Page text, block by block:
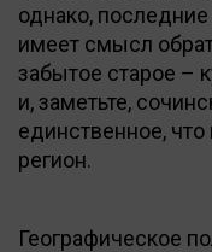
однако,
имеет смысл
забытое старое –
и, заметьте,
единственное,
регион.
Географическое